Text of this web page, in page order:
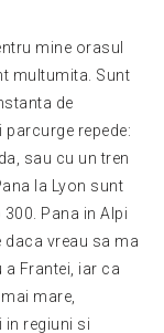
mine orasul
multumita. Sunt
de
repede:
sau cu un tren
la Lyon sunt
Pana in Alpi
daca vreau sa ma
a Frantei, iar ca
mare,
regiuni si